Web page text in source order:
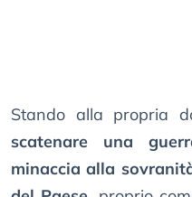
Stando alla propria
scatenare una
minaccia alla